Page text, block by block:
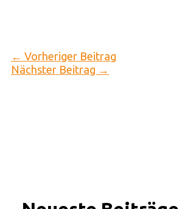
← Vorheriger Beitrag
Nächster Beitrag →